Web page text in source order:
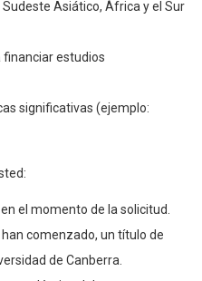
Asiático, África y el Sur
financiar estudios
significativas (ejemplo:
el momento de la solicitud.
comenzado, un título de
de Canberra.